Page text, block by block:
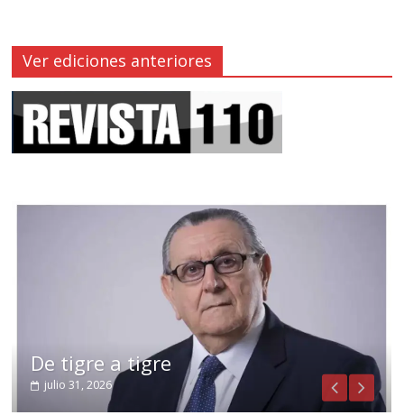
Ver ediciones anteriores
De tigre a tigre
julio 31, 2026
Crecen las dudas
julio 29, 2026